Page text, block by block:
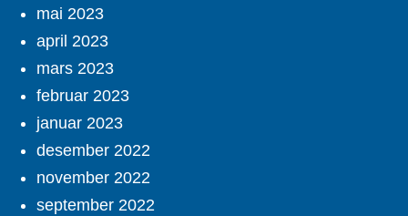
mai 2023
april 2023
mars 2023
februar 2023
januar 2023
desember 2022
november 2022
september 2022